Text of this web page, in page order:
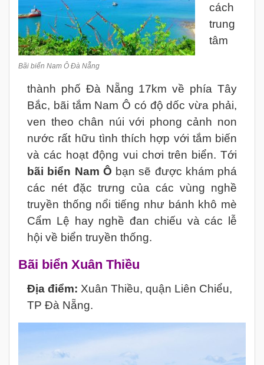
Bãi biển Nam Ô Đà Nẵng
cách
trung
tâm
thành phố Đà Nẵng 17km về phía Tây
Bắc, bãi tắm Nam Ô có độ dốc vừa phải,
ven theo chân núi với phong cảnh non
nước rất hữu tình thích hợp với tắm biến
và các hoạt động vui chơi trên biển. Tới
bãi biển Nam Ô bạn sẽ được khám phá
các nét đặc trưng của các vùng nghề
truyền thống nổi tiếng như bánh khô mè
Cẩm Lệ hay nghề đan chiếu và các lễ
hội về biển truyền thống.
Bãi biển Xuân Thiều
Địa điểm: Xuân Thiều, quận Liên Chiểu,
TP Đà Nẵng.